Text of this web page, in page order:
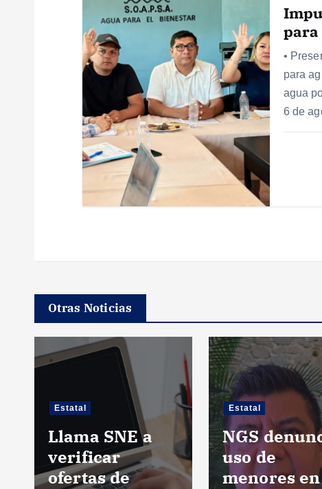
a
s
para
•
para
agua
6 de
Otras Noticias
Estatal
Llama SNE a
verificar
ofertas de
Estatal
NGS
uso de
menores en